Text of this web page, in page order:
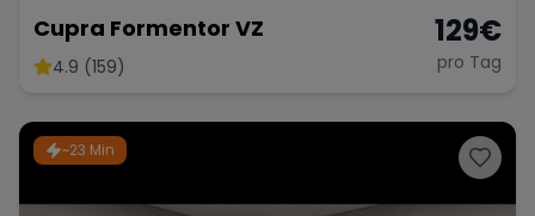
Cupra Formentor VZ
4.9 (159)
129€
pro Tag
~23 Min